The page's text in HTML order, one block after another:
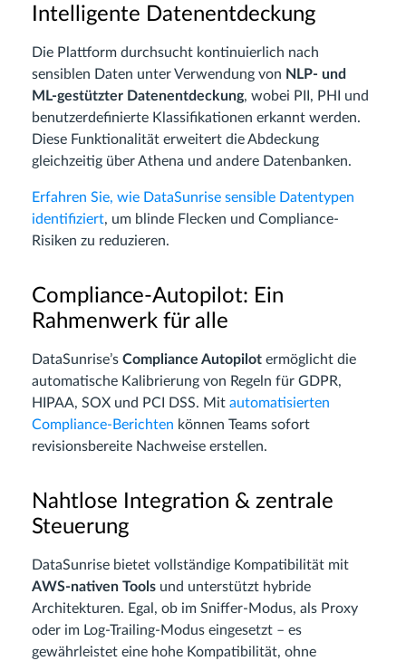
Intelligente Datenentdeckung
Die Plattform durchsucht kontinuierlich nach
sensiblen Daten unter Verwendung von NLP- und
ML-gestützter Datenentdeckung, wobei PII, PHI und
benutzerdefinierte Klassifikationen erkannt werden.
Diese Funktionalität erweitert die Abdeckung
gleichzeitig über Athena und andere Datenbanken.
Erfahren Sie, wie DataSunrise sensible Datentypen
identifiziert, um blinde Flecken und Compliance-
Risiken zu reduzieren.
Compliance-Autopilot: Ein
Rahmenwerk für alle
DataSunrise’s Compliance Autopilot ermöglicht die
automatische Kalibrierung von Regeln für GDPR,
HIPAA, SOX und PCI DSS. Mit automatisierten
Compliance-Berichten können Teams sofort
revisionsbereite Nachweise erstellen.
Nahtlose Integration & zentrale
Steuerung
DataSunrise bietet vollständige Kompatibilität mit
AWS-nativen Tools und unterstützt hybride
Architekturen. Egal, ob im Sniffer-Modus, als Proxy
oder im Log-Trailing-Modus eingesetzt – es
gewährleistet eine hohe Kompatibilität, ohne